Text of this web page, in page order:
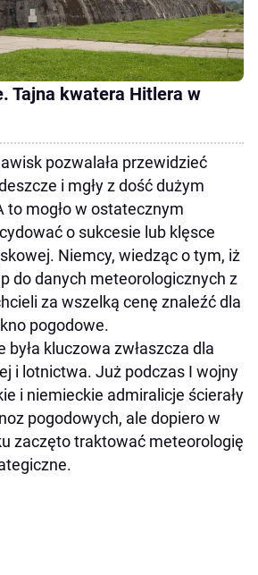
Tajna kwatera Hitlera w
pozwalała przewidzieć
i mgły z dość dużym
to mogło w ostatecznym
o sukcesie lub klęsce
Niemcy, wiedząc o tym, iż
do danych meteorologicznych z
za wszelką cenę znaleźć dla
pogodowe.
była kluczowa zwłaszcza dla
i lotnictwa. Już podczas I wojny
i niemieckie admiralicje ścierały
pogodowych, ale dopiero w
zaczęto traktować meteorologię